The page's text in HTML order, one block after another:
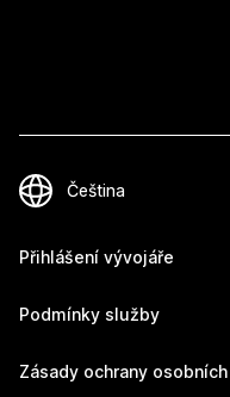
Přihlášení vývojáře
Podmínky služby
Zásady ochrany